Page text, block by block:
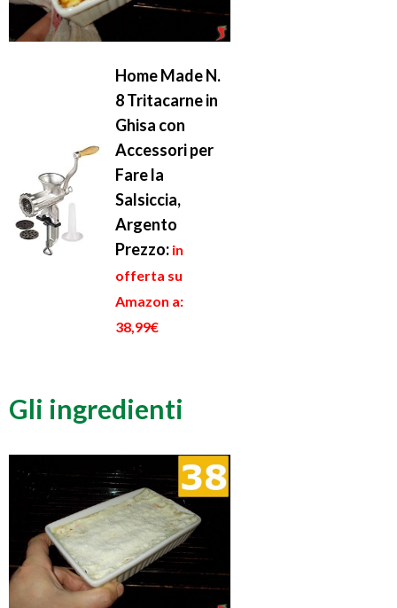
Home Made N.
8 Tritacarne in
Ghisa con
Accessori per
Fare la
Salsiccia,
Argento
Prezzo: in
offerta su
Amazon a:
38,99€
Gli ingredienti